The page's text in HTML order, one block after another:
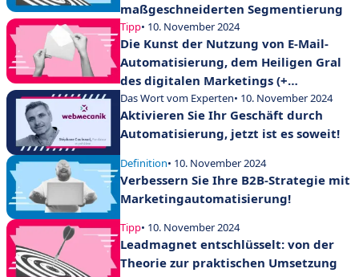
maßgeschneiderten Segmentierung
Tipp• 10. November 2024
Die Kunst der Nutzung von E-Mail-
Automatisierung, dem Heiligen Gral
des digitalen Marketings (+
Fallbeispiele)
Das Wort vom Experten• 10. November 2024
Aktivieren Sie Ihr Geschäft durch
Automatisierung, jetzt ist es soweit!
Definition• 10. November 2024
Verbessern Sie Ihre B2B-Strategie mit
Marketingautomatisierung!
Tipp• 10. November 2024
Leadmagnet entschlüsselt: von der
Theorie zur praktischen Umsetzung